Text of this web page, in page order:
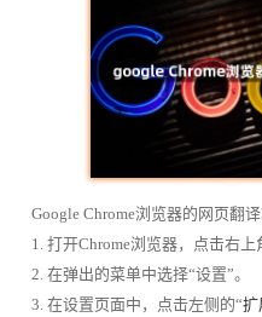
Google Chrome浏览器的网页翻
1. 打开Chrome浏览器，点击右上
2. 在弹出的菜单中选择“设置”。
3. 在设置页面中，点击左侧的“扩